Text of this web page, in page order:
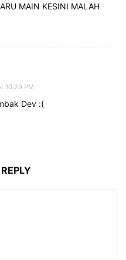
MAIN KESINI MALAH
10:29 PM
Dev :(